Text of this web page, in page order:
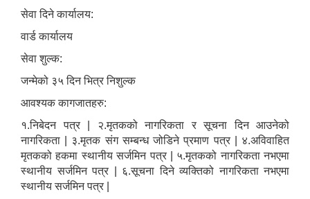
सेवा दिने कार्यालय:
वार्ड कार्यालय
सेवा शुल्क:
जन्मेको ३५ दिन भित्र निशुल्क
आवश्यक कागजातहरु:
१.निबेदन पत्र | २.मृतकको नागरिकता र सूचना दिन आउनेको
नागरिकता | ३.मृतक संग सम्बन्ध जोडिने प्रमाण पत्र | ४.अविवाहित
मृतकको हकमा स्थानीय सर्जमिन पत्र | ५.मृतकको नागरिकता नभएमा
स्थानीय सर्जमिन पत्र | ६.सूचना दिने व्यक्तिको नागरिकता नभएमा
स्थानीय सर्जमिन पत्र |